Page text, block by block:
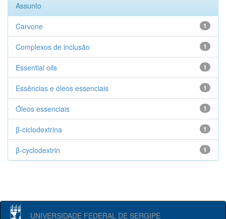
Assunto
1
Carvone
1
Complexos de inclusão
1
Essential oils
1
Essências e óleos essenciais
1
Óleos essenciais
1
β-ciclodextrina
1
β-cyclodextrin
UNIVERSIDADE FEDERAL DE SERGIPE